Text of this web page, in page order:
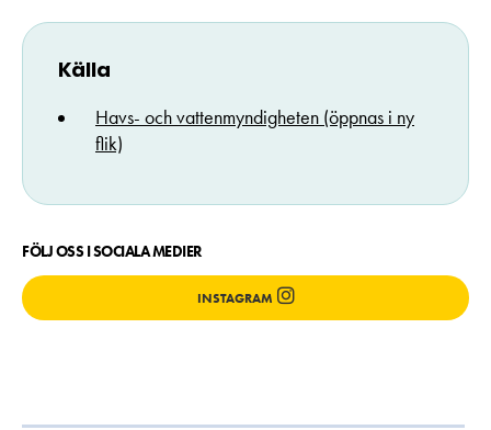
Källa
Havs- och vattenmyndigheten (öppnas i ny
flik)
FÖLJ OSS I SOCIALA MEDIER
INSTAGRAM